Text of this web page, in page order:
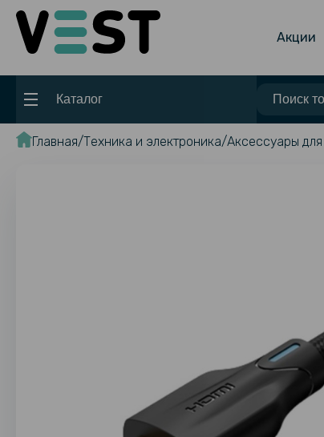
Акции
Каталог
Главная Техника и электроника Аксессуары